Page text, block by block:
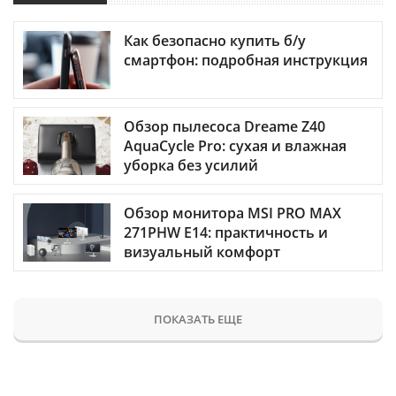
Как безопасно купить б/у
смартфон: подробная инструкция
Обзор пылесоса Dreame Z40
AquaCycle Pro: сухая и влажная
уборка без усилий
Обзор монитора MSI PRO MAX
271PHW E14: практичность и
визуальный комфорт
ПОКАЗАТЬ ЕЩЕ